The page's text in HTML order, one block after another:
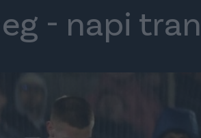
- napi